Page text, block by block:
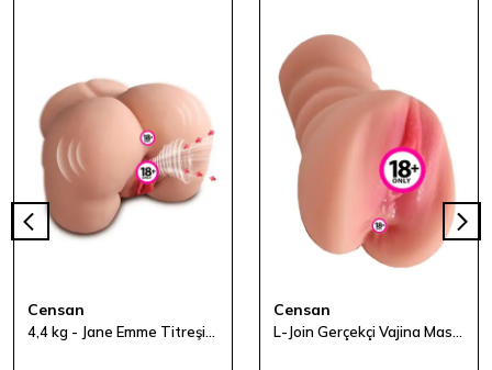
Censan Censan